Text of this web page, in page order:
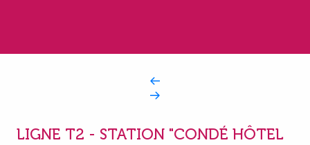
LIGNE T2 - STATION "CONDÉ HÔTEL